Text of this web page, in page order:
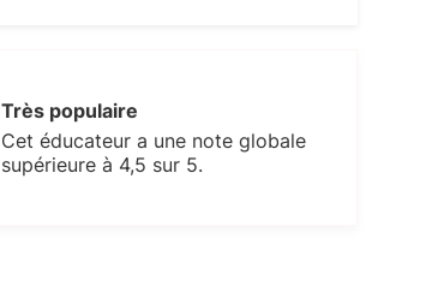
Très populaire
Cet éducateur a une note globale
supérieure à 4,5 sur 5.